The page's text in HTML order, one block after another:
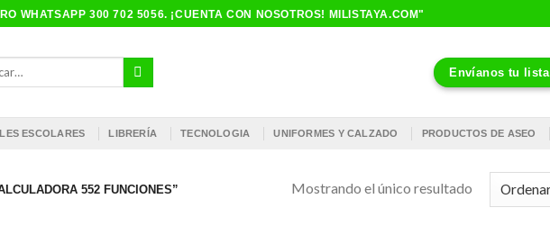
WHATSAPP 300 702 5056. ¡CUENTA CON NOSOTROS! MILISTAYA.COM"
Envíanos tu lista
ESCOLARES LIBRERÍA TECNOLOGIA UNIFORMES Y CALZADO PRODUCTOS DE ASEO
552 FUNCIONES” Mostrando el único resultado